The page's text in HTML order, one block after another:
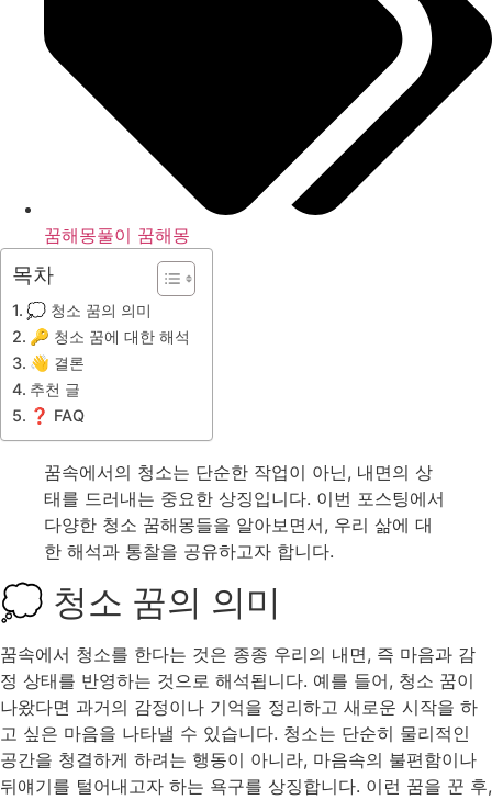
꿈해몽풀이 꿈해몽
목차
💭 청소 꿈의 의미
🔑 청소 꿈에 대한 해석
👋 결론
추천 글
❓ FAQ
꿈속에서의 청소는 단순한 작업이 아닌, 내면의 상
태를 드러내는 중요한 상징입니다. 이번 포스팅에서
다양한 청소 꿈해몽들을 알아보면서, 우리 삶에 대
한 해석과 통찰을 공유하고자 합니다.
💭 청소 꿈의 의미
꿈속에서 청소를 한다는 것은 종종 우리의 내면, 즉 마음과 감
정 상태를 반영하는 것으로 해석됩니다. 예를 들어, 청소 꿈이
나왔다면 과거의 감정이나 기억을 정리하고 새로운 시작을 하
고 싶은 마음을 나타낼 수 있습니다. 청소는 단순히 물리적인
공간을 청결하게 하려는 행동이 아니라, 마음속의 불편함이나
뒤얘기를 털어내고자 하는 욕구를 상징합니다. 이런 꿈을 꾼 후,